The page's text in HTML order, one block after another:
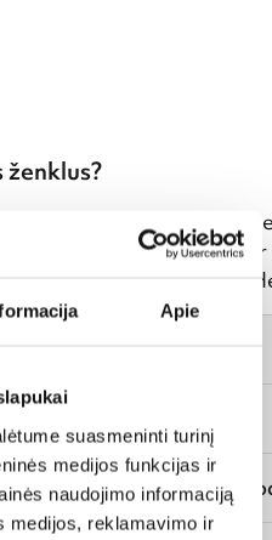
Apie
suasmeninti turinį
medijos funkcijas ir
naudojimo informaciją
medijos, reklamavimo ir
negali būti kirčių,
skyrybos ženklų. Ter-
turi būti įrašyta kaip
ir užsisakyti papildomą